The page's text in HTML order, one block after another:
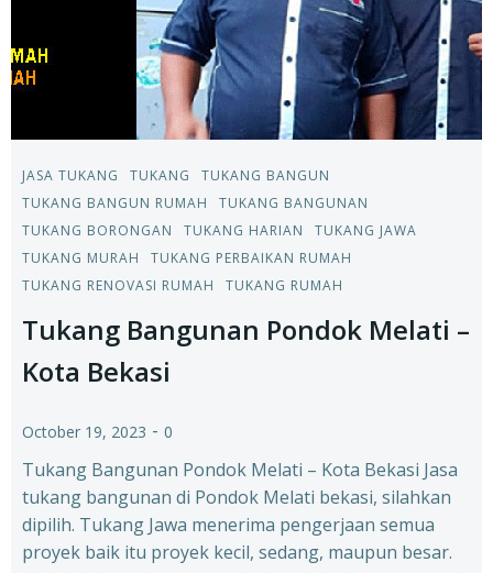
JASA TUKANG TUKANG
TUKANG BANGUN
TUKANG BANGUN RUMAH
TUKANG BANGUNAN
TUKANG BORONGAN
TUKANG HARIAN
TUKANG JAWA
TUKANG MURAH
TUKANG PERBAIKAN RUMAH
TUKANG RENOVASI RUMAH
TUKANG RUMAH
Tukang Bangunan Pondok Melati –
Kota Bekasi
October 19, 2023 - 0
Tukang Bangunan Pondok Melati – Kota Bekasi Jasa
tukang bangunan di Pondok Melati bekasi, silahkan
dipilih. Tukang Jawa menerima pengerjaan semua
proyek baik itu proyek kecil, sedang, maupun besar.